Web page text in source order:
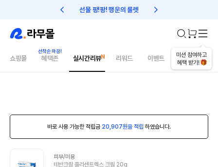
선물 팡!팡! 행운의 룰렛 친구초대 1만원 리워드!
미션 참여하고
혜택 받기!
쇼핑몰 혜택존 실시간리뷰 리워드 이벤트 건강매거진
바로 사용 가능한 적립금 20,907원을 적립 하였습니다.
피부/미용
테반크림 플라센트렉스 크림 20g